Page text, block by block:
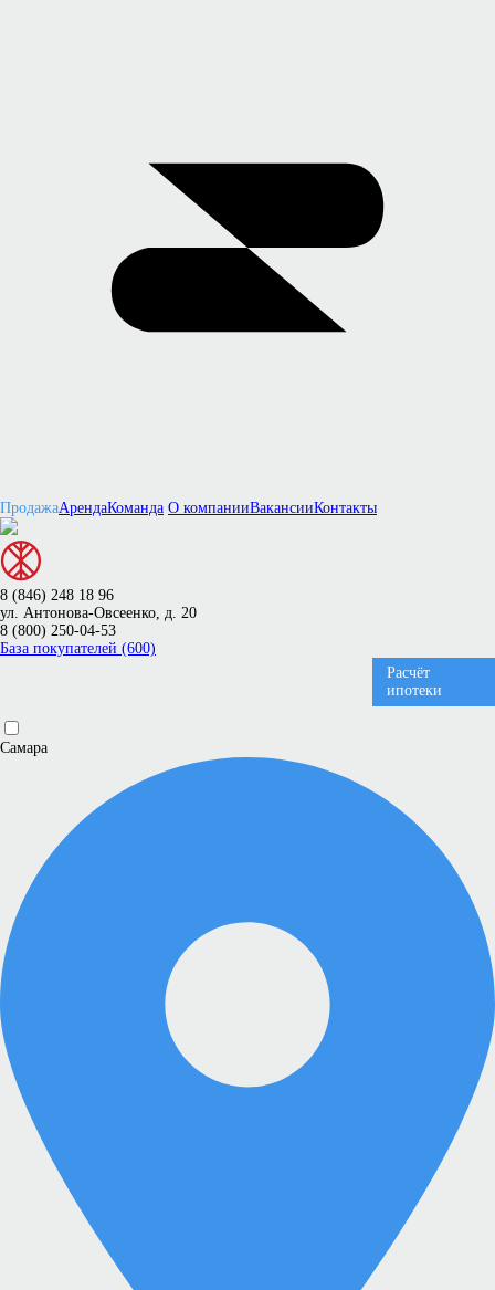
ПродажаАрендаКоманда О компанииВакансииКонтакты
8 (846) 248 18 96
ул. Антонова-Овсеенко, д. 20
8 (800) 250-04-53
База покупателей (600)
Расчёт
ипотеки
Самара